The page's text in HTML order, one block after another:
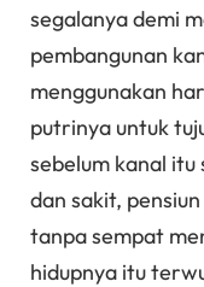
segalanya demi
pembangunan
menggunakan
putrinya untuk
sebelum kanal itu
dan sakit,
tanpa sempat
hidupnya itu